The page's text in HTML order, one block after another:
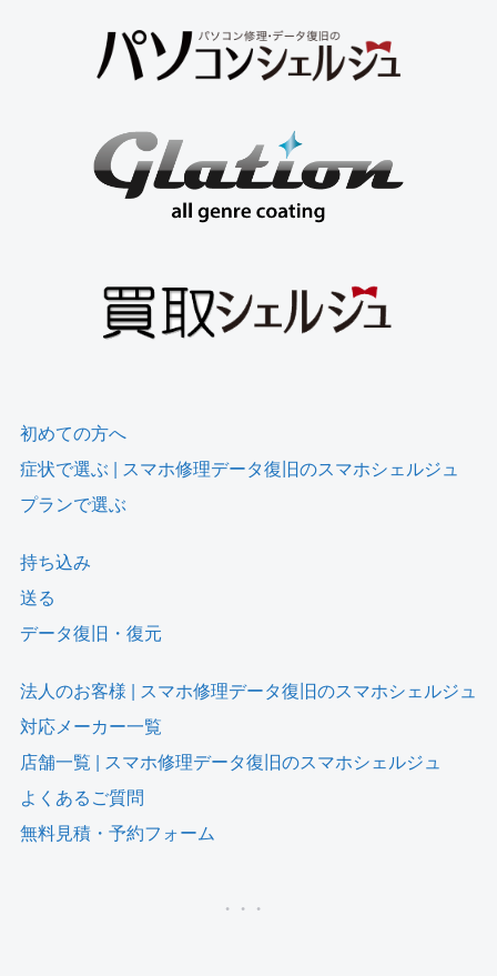
初めての方へ
症状で選ぶ | スマホ修理データ復旧のスマホシェルジュ
プランで選ぶ
持ち込み
送る
データ復旧・復元
法人のお客様 | スマホ修理データ復旧のスマホシェルジュ
対応メーカー一覧
店舗一覧 | スマホ修理データ復旧のスマホシェルジュ
よくあるご質問
無料見積・予約フォーム